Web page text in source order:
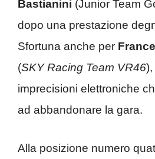
Bastianini (Junior Team
dopo una prestazione
Sfortuna anche per
(SKY Racing Team VR46),
imprecisioni elettroniche
ad abbandonare la gara.
Alla posizione numero